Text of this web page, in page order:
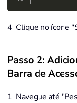
4. Clique no ícone
Passo 2:
Barra de
1. Navegue até